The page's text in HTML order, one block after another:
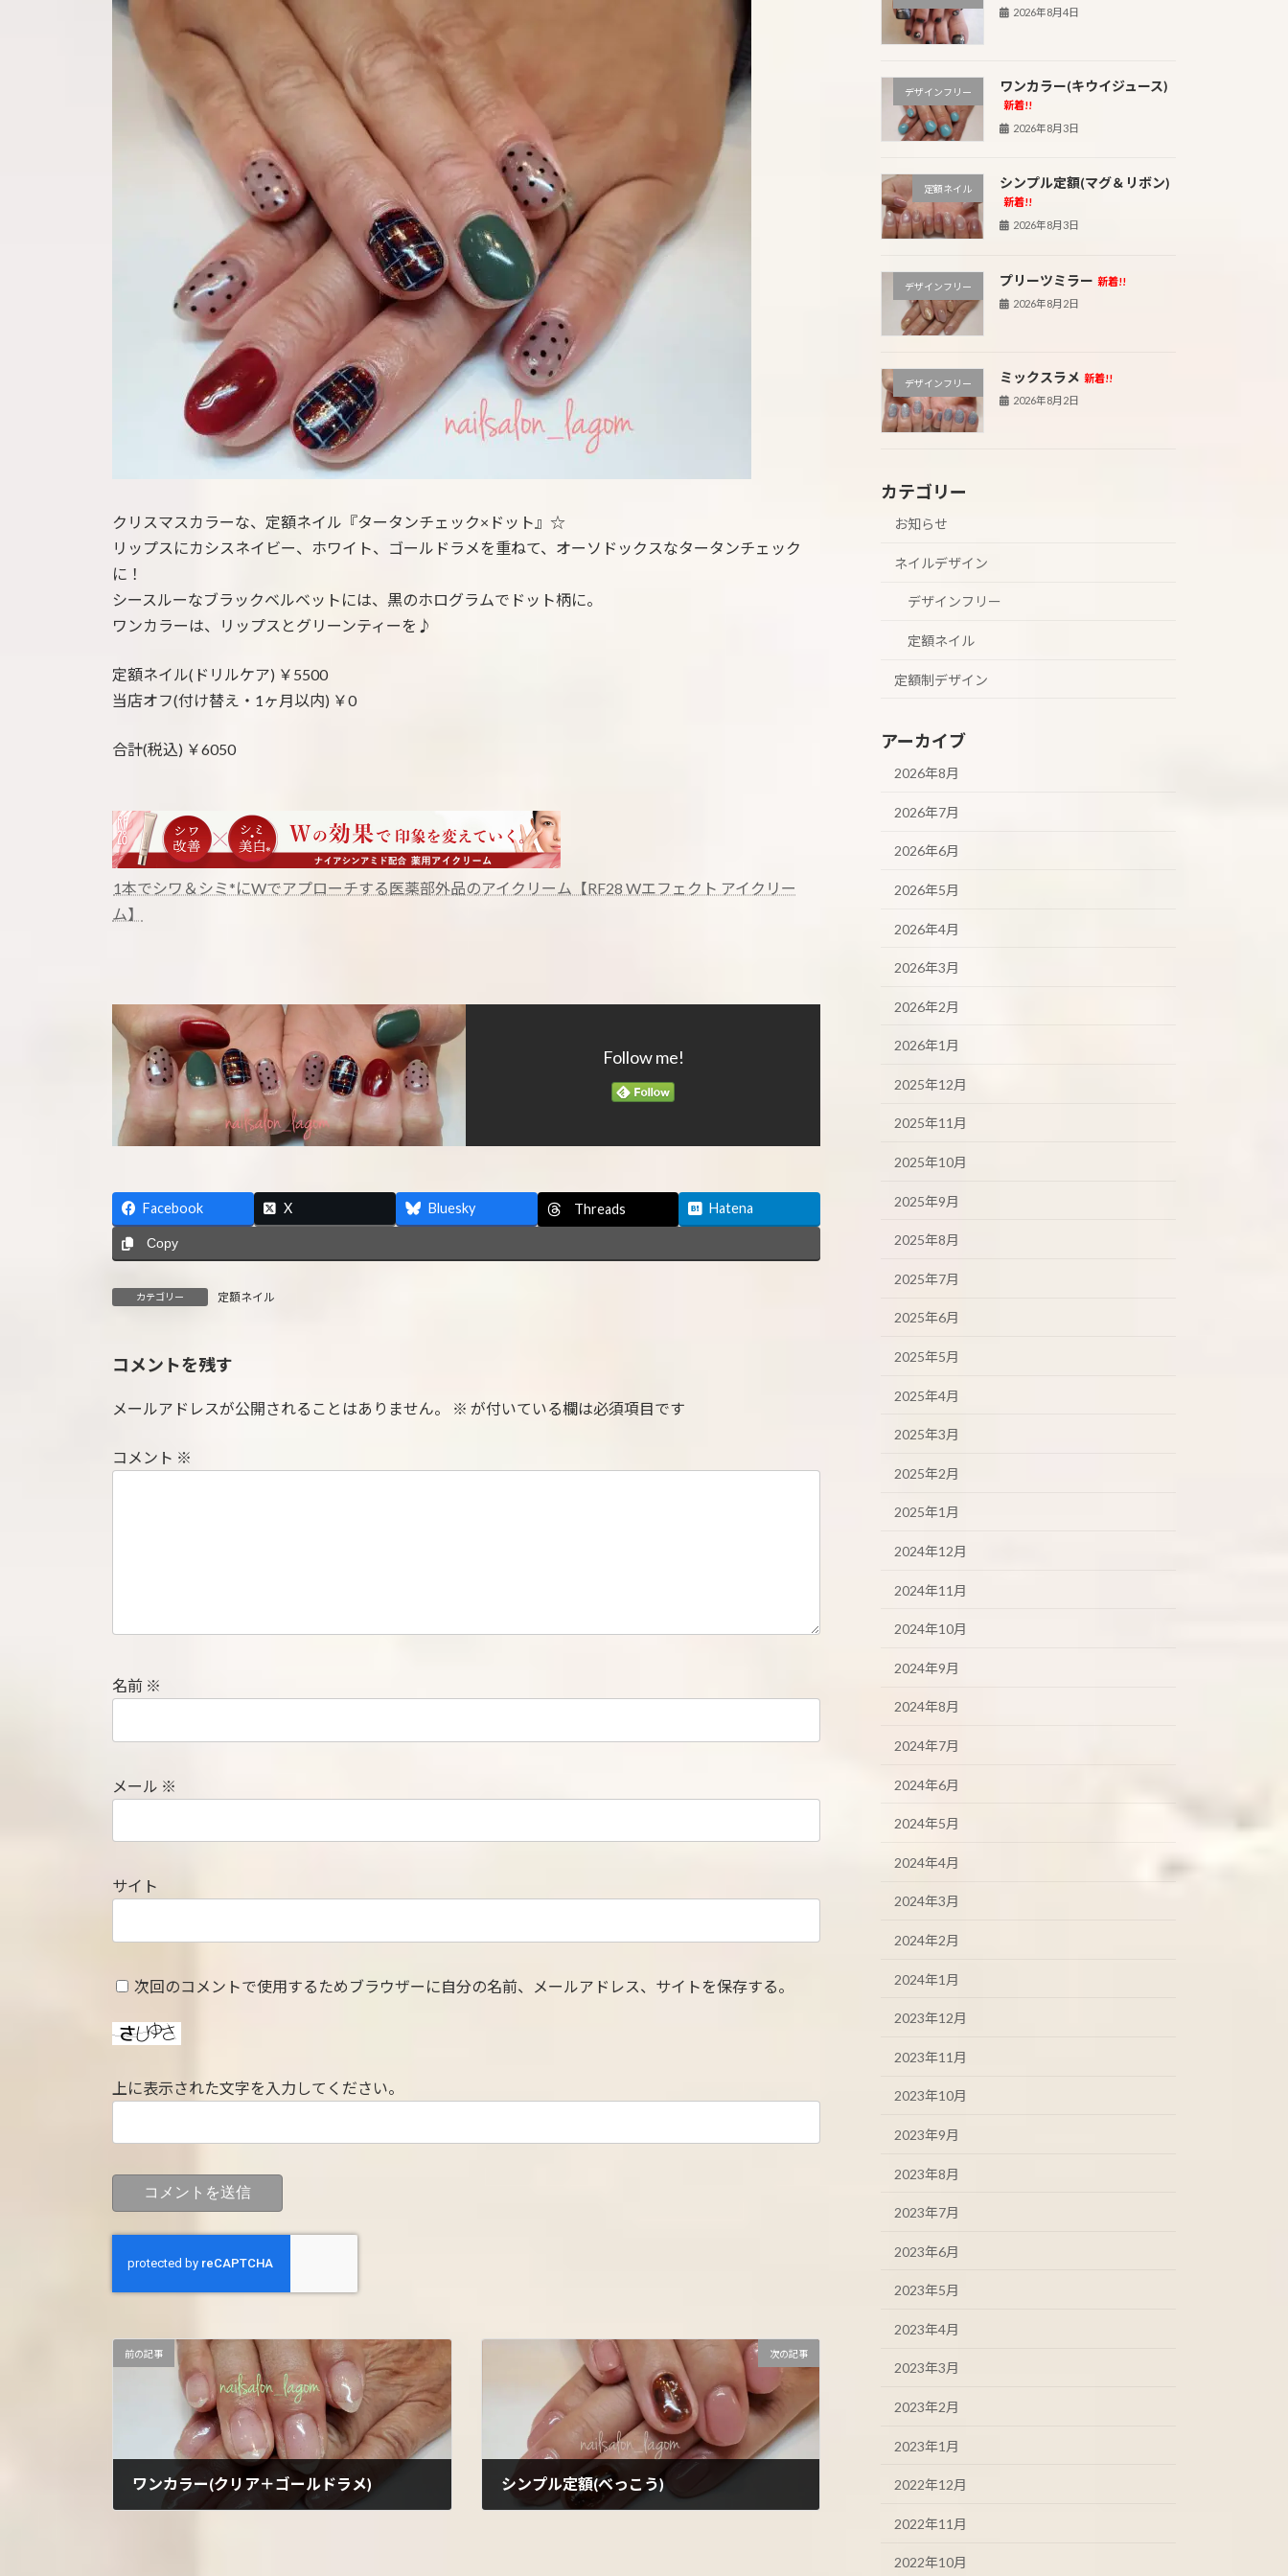
クリスマスカラーな、定額ネイル『タータンチェック×ドット』☆
リップスにカシスネイビー、ホワイト、ゴールドラメを重ねて、オーソドックスなタータンチェック
に！
シースルーなブラックベルベットには、黒のホログラムでドット柄に。
ワンカラーは、リップスとグリーンティーを♪
定額ネイル(ドリルケア) ￥5500
当店オフ(付け替え・1ヶ月以内) ￥0
合計(税込) ￥6050
1本でシワ＆シミ*にWでアプローチする医薬部外品のアイクリーム【RF28 Wエフェクト アイクリー
ム】
Follow me!
Facebook X Bluesky Threads Hatena
Copy
カテゴリー 定額ネイル
コメントを残す
メールアドレスが公開されることはありません。 ※ が付いている欄は必須項目です
コメント ※
名前 ※
メール ※
サイト
次回のコメントで使用するためブラウザーに自分の名前、メールアドレス、サイトを保存する。
上に表示された文字を入力してください。
前の記事
ワンカラー(クリア＋ゴールドラメ)
次の記事
シンプル定額(べっこう)
2026年8月4日
デザインフリー ワンカラー(キウイジュース)
新着!!
2026年8月3日
定額ネイル シンプル定額(マグ＆リボン)
新着!!
2026年8月3日
デザインフリー プリーツミラー 新着!!
2026年8月2日
デザインフリー ミックスラメ 新着!!
2026年8月2日
カテゴリー
お知らせ
ネイルデザイン
デザインフリー
定額ネイル
定額制デザイン
アーカイブ
2026年8月
2026年7月
2026年6月
2026年5月
2026年4月
2026年3月
2026年2月
2026年1月
2025年12月
2025年11月
2025年10月
2025年9月
2025年8月
2025年7月
2025年6月
2025年5月
2025年4月
2025年3月
2025年2月
2025年1月
2024年12月
2024年11月
2024年10月
2024年9月
2024年8月
2024年7月
2024年6月
2024年5月
2024年4月
2024年3月
2024年2月
2024年1月
2023年12月
2023年11月
2023年10月
2023年9月
2023年8月
2023年7月
2023年6月
2023年5月
2023年4月
2023年3月
2023年2月
2023年1月
2022年12月
2022年11月
2022年10月